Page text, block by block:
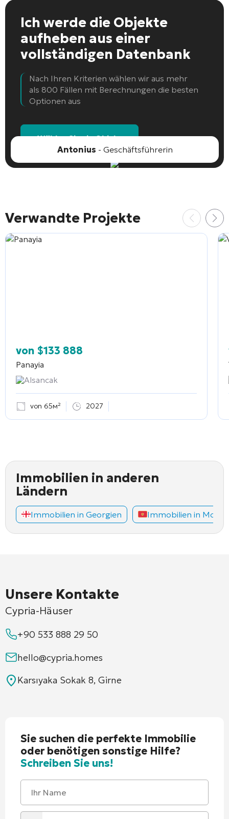
Ich werde die Objekte
aufheben aus einer
vollständigen Datenbank
Nach Ihren Kriterien wählen wir aus mehr
als 800 Fällen mit Berechnungen die besten
Optionen aus
Wählen Sie ein Objekt
Antonius - Geschäftsführerin
Verwandte Projekte
von $133 888
Panayia
Alsancak
von 65м² 2027
Immobilien in anderen
Ländern
Immobilien in Georgien Immobilien in
Unsere Kontakte
Cypria-Häuser
+90 533 888 29 50
hello@cypria.homes
Karsıyaka Sokak 8, Girne
Sie suchen die perfekte Immobilie
oder benötigen sonstige Hilfe?
Schreiben Sie uns!